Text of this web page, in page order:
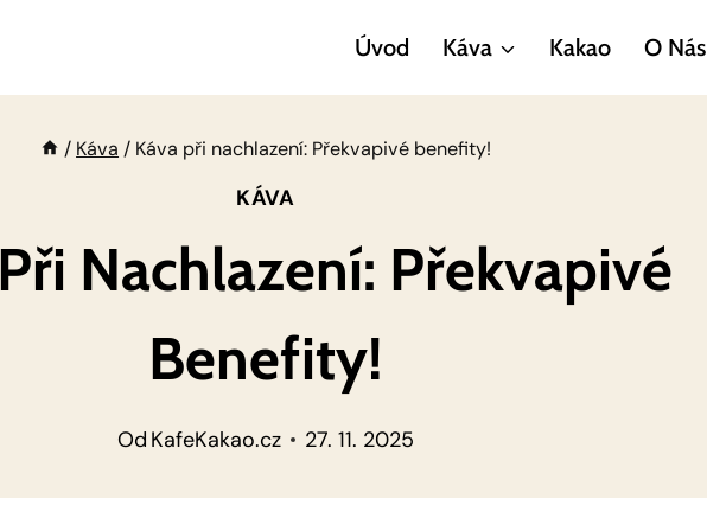
Úvod Káva Kakao O Nás
/ Káva / Káva při nachlazení: Překvapivé benefity!
KÁVA
Nachlazení: Překvapivé
Benefity!
Od KafeKakao.cz 27. 11. 2025